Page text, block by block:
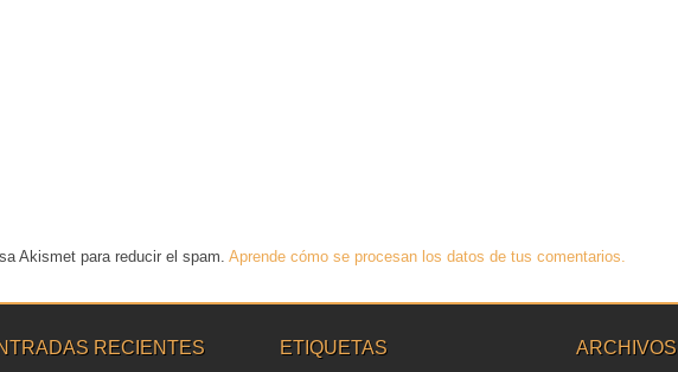
Akismet para reducir el spam. Aprende cómo se procesan los datos de tus comentarios.
RECIENTES
ETIQUETAS
ARCHIVOS